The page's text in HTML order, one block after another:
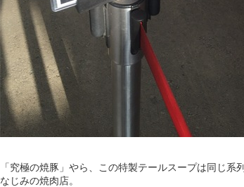
「究極の焼豚」やら、この特製テールスープは同じ
なじみの焼肉店。